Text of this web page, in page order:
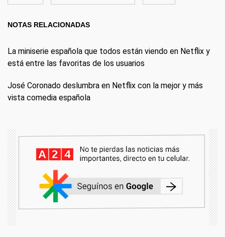
NOTAS RELACIONADAS
La miniserie española que todos están viendo en Netflix y
está entre las favoritas de los usuarios
José Coronado deslumbra en Netflix con la mejor y más
vista comedia española